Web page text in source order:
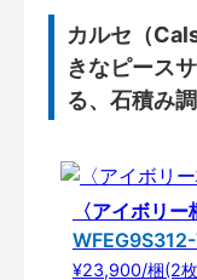
カルセ（
きなピース
る、石積み
〈アイボリー
¥23,900/梱(2